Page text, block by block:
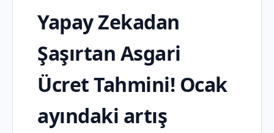
Yapay Zekadan
Şaşırtan Asgari
Ücret Tahmini! Ocak
ayındaki artış